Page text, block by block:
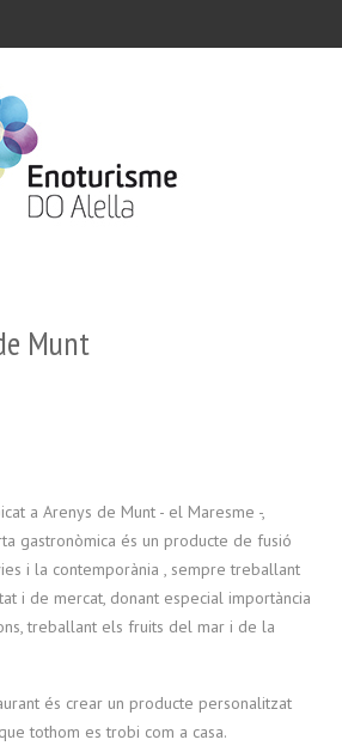
Munt
a Arenys de Munt - el Maresme -,
gastronòmica és un producte de fusió
i la contemporània , sempre treballant
i de mercat, donant especial importància
treballant els fruits del mar i de la
és crear un producte personalitzat
tothom es trobi com a casa.